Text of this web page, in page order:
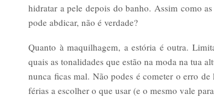
hidratar a pele depois do banho. Assim como
pode abdicar, não é verdade?
Quanto à maquilhagem, a estória é outra.
quais as tonalidades que estão na moda na tua
nunca ficas mal. Não podes é cometer o erro
férias a escolher o que usar (e o mesmo vale